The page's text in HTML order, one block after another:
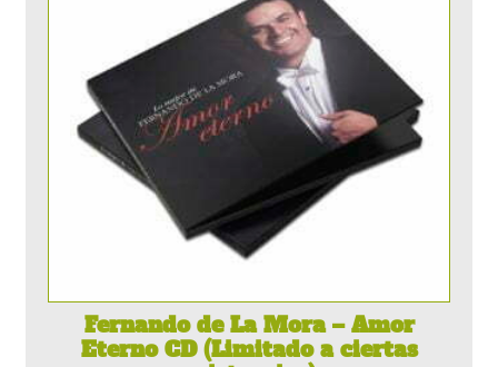
Fernando de La Mora – Amor
Eterno CD (Limitado a ciertas